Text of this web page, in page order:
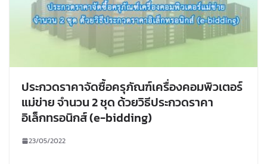
ประกวดราคาจัดซื้อครุภัณฑ์เครื่องคอมพิวเตอร์
แม่ข่าย จำนวน 2 ชุด ด้วยวิธีประกวดราคา
อิเล็กทรอนิกส์ (e-bidding)
23/05/2022